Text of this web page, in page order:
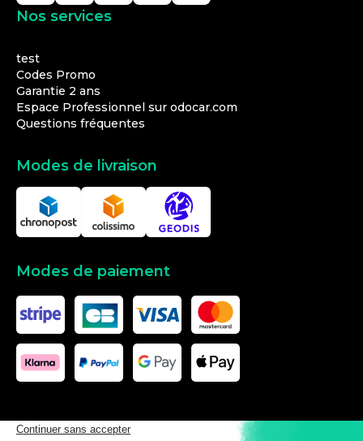
Nos services
test
Codes Promo
Garantie 2 ans
Espace Professionnel sur odocar.com
Questions fréquentes
Modes de livraison
Modes de paiement